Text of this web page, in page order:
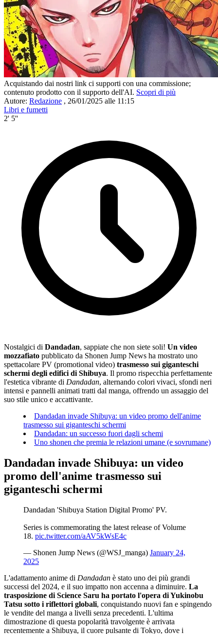
Acquistando dai nostri link ci supporti con una commissione;
contenuto prodotto con il supporto dell'AI. Scopri di più
Autore: Redazione , 26/01/2025 alle 11:15
Libri e fumetti
2' 5''
Nostalgici di Dandadan, sappiate che non siete soli! Un video
mozzafiato pubblicato da Shonen Jump News ha mostrato uno
spettacolare PV (promotional video) trasmesso sui giganteschi
schermi degli edifici di Shibuya. Il promo rispecchia perfettamente
l'estetica vibrante di Dandadan, alternando colori vivaci, sfondi neri
intensi e pannelli animati tratti dal manga, offrendo un assaggio del
suo stile unico e accattivante.
Dandadan invade Shibuya: un video promo dell'anime
trasmesso sui giganteschi schermi
Dandadan: un successo fuori dagli schemi
Uno shonen che premia le relazioni umane (e sovrumane)
Dandadan invade Shibuya: un video
promo dell'anime trasmesso sui
giganteschi schermi
Dandadan 'Shibuya Station Digital Promo' PV.
Series is commemorating the latest release of Volume
18. pic.twitter.com/aAV5kWsE4c
— Shonen Jump News (@WSJ_manga) January 24,
2025
L'adattamento anime di Dandadan è stato uno dei più grandi
successi del 2024, e il suo impatto non accenna a diminuire. La
trasposizione di Science Saru ha portato l'opera di Yukinobu
Tatsu sotto i riflettori globali, conquistando nuovi fan e spingendo
le vendite del manga a livelli senza precedenti. L'ultima
dimostrazione di questa popolarità travolgente è arrivata
recentemente a Shibuya, il cuore pulsante di Tokyo, dove i